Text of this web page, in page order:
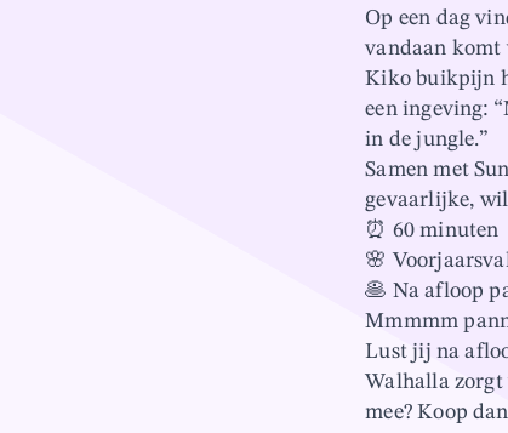
Op een dag
vandaan komt
Kiko buikpijn
een ingeving:
in de jungle.”
Samen met
gevaarlijke,
⏰ 60 minuten
🌸
🥞 Na afloop
Mmmmm
Lust jij na
Walhalla zorgt
mee? Koop